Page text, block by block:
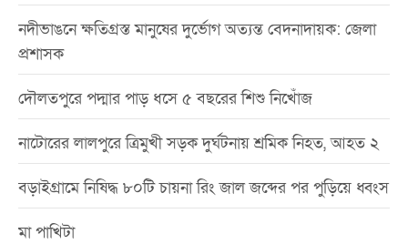
নদীভাঙনে ক্ষতিগ্রস্ত মানুষের দুর্ভোগ অত্যন্ত বেদনাদায়ক: জেলা
প্রশাসক
দৌলতপুরে পদ্মার পাড় ধসে ৫ বছরের শিশু নিখোঁজ
নাটোরের লালপুরে ত্রিমুখী সড়ক দুর্ঘটনায় শ্রমিক নিহত, আহত ২
বড়াইগ্রামে নিষিদ্ধ ৮০টি চায়না রিং জাল জব্দের পর পুড়িয়ে ধ্বংস
মা পাখিটা